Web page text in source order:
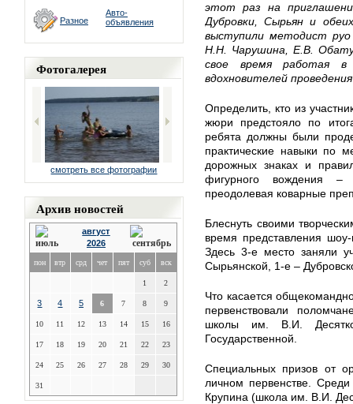
Разное
Авто-
объявления
Фотогалерея
смотреть все фотографии
Архив новостей
август
2026
пон втр срд чет пят суб вск
1 2
3 4 5 6 7 8 9
10 11 12 13 14 15 16
17 18 19 20 21 22 23
24 25 26 27 28 29 30
31
этот раз на
Дубровки, Сырьян и
выступили методист
Н.Н. Чарушина, Е.В.
свое время работая в
вдохновителей
Определить, кто из
жюри предстояло по
ребята должны были
практические навыки по
дорожных знаках и
фигурного вождения –
преодолевая коварные
Блеснуть своими
время представления
Здесь 3-е место заняли
Сырьянской, 1-е –
Что касается
первенствовали
школы им. В.И.
Государственной.
Специальных призов от
личном первенстве.
Крупина (школа им. В.И.